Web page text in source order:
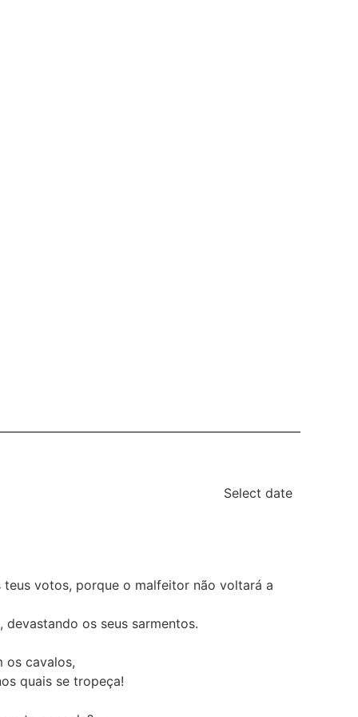
Select date
teus votos, porque o malfeitor não voltará a
os seus sarmentos.
os cavalos,
quais se tropeça!